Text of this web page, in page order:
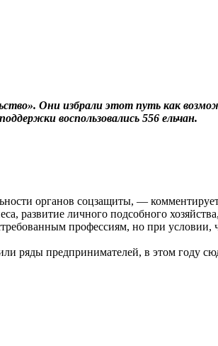
Они избрали этот путь как
воспользовались 556 ельчан.
органов соцзащиты, —
развитие личного подсобного
профессиям, но при условии,
ряды предпринимателей, в этом году